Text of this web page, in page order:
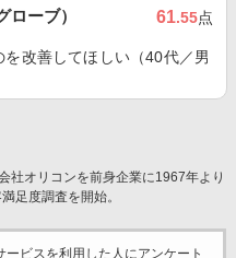
ーブ） 61.55点
改善してほしい（40代／男
社オリコンを前身企業に1967年より
足度調査を開始。
ービスを利用した 人にアンケート